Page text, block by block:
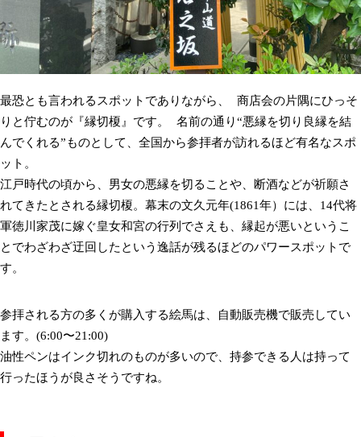
最恐とも言われるスポットでありながら、 商店会の片隅にひっそ
りと佇むのが『縁切榎』です。 名前の通り“悪縁を切り良縁を結
んでくれる”ものとして、全国から参拝者が訪れるほど有名なスポ
ット。
江戸時代の頃から、男女の悪縁を切ることや、断酒などが祈願さ
れてきたとされる縁切榎。幕末の文久元年(1861年）には、14代将
軍徳川家茂に嫁ぐ皇女和宮の行列でさえも、縁起が悪いというこ
とでわざわざ迂回したという逸話が残るほどのパワースポットで
す。
参拝される方の多くが購入する絵馬は、自動販売機で販売してい
ます。(6:00〜21:00)
油性ペンはインク切れのものが多いので、持参できる人は持って
行ったほうが良さそうですね。